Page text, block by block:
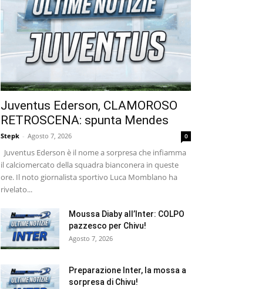
Juventus Ederson, CLAMOROSO
RETROSCENA: spunta Mendes
Stepk - Agosto 7, 2026 0
Juventus Ederson è il nome a sorpresa che infiamma
il calciomercato della squadra bianconera in queste
ore. Il noto giornalista sportivo Luca Momblano ha
rivelato...
Moussa Diaby all’Inter: COLPO
pazzesco per Chivu!
Agosto 7, 2026
Preparazione Inter, la mossa a
sorpresa di Chivu!